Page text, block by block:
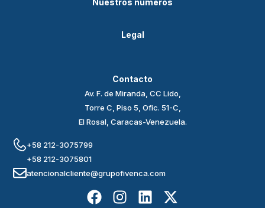
Nuestros números
Legal
Contacto
Av. F. de Miranda, CC Lido,
Torre C, Piso 5, Ofic. 51-C,
El Rosal, Caracas-Venezuela.
+58 212-3075799
+58 212-3075801
atencionalcliente@grupofivenca.com